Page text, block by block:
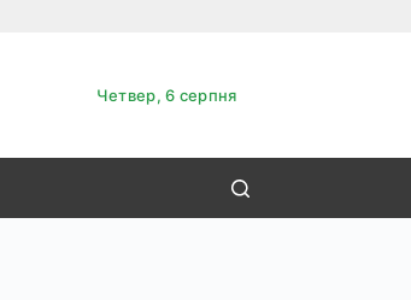
Четвер, 6 серпня